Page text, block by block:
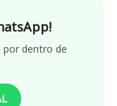
por dentro de